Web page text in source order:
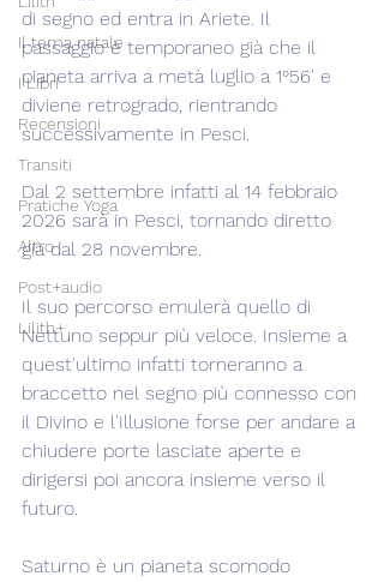
Il tema natale
I Libri
Recensioni
Transiti
Pratiche Yoga
Altro
Post+audio
Lilith+
di segno ed entra in Ariete. Il
passaggio è temporaneo già che il
pianeta arriva a metà luglio a 1°56' e
diviene retrogrado, rientrando
successivamente in Pesci.
Dal 2 settembre infatti al 14 febbraio
2026 sarà in Pesci, tornando diretto
già dal 28 novembre.
Il suo percorso emulerà quello di
Nettuno seppur più veloce. Insieme a
quest'ultimo infatti torneranno a
braccetto nel segno più connesso con
il Divino e l'Illusione forse per andare a
chiudere porte lasciate aperte e
dirigersi poi ancora insieme verso il
futuro.
Saturno è un pianeta scomodo